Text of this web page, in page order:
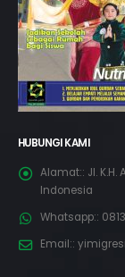
HUBUNGI KAMI
Alamat:: Jl.
Indonesia
Whatsapp::
Email::